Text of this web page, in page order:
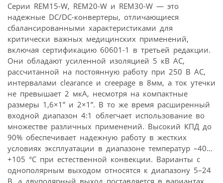
Серии REM15-W, REM20-W и REM30-W — это
надежные DC/DC-конвертеры, отличающиеся
сбалансированными характеристиками для
критически важных медицинских применений,
включая сертификацию 60601-1 в третьей редакции.
Они обладают усиленной изоляцией 5 кВ AC,
рассчитанной на постоянную работу при 250 В AC,
интервалами clearance и creepage в 8мм, а ток утечки
не превышает 2 мкА, несмотря на компактные
размеры 1,6×1” и 2×1”. В то же время расширенный
входной диапазон 4:1 облегчает использование во
множестве различных применений. Высокий КПД до
90% обеспечивает надежную работу в жестких
условиях эксплуатации в диапазоне температур –40…
+105 °C при естественной конвекции. Варианты с
однополярным выходом относятся к диапазону 5–24
В, а двуполярный выход поставляется в вариантах